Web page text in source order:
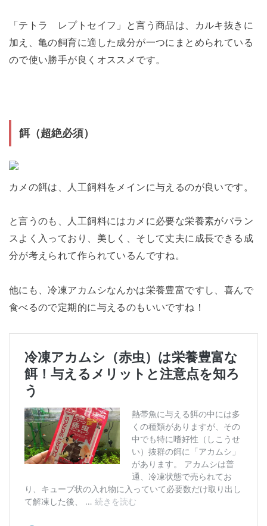
「テトラ レプトセイフ」と言う商品は、カルキ抜きに
加え、亀の飼育に適した成分が一つにまとめられている
ので使い勝手が良くオススメです。
餌（超絶必須）
カメの餌は、人工飼料をメインに与えるのが良いです。
と言うのも、人工飼料にはカメに必要な栄養素がバラン
スよく入っており、美しく、そして丈夫に成長できる成
分が考えられて作られているんですね。
他にも、冷凍アカムシなんかは栄養豊富ですし、喜んで
食べるので定期的に与えるのもいいですね！